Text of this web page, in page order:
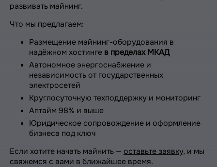
развивать майнинг.
Что мы предлагаем:
Размещение майнинг-оборудования в
надёжном хостинге в пределах МКАД
Автономное энергоснабжение и
независимость от государственных
электросетей
Круглосуточную техподдержку и мониторинг
Аптайм 98% и выше
Юридическое сопровождение и оформление
бизнеса под ключ
Если хотите начать майнить — оставьте заявку, и мы
свяжемся с вами в ближайшее время.